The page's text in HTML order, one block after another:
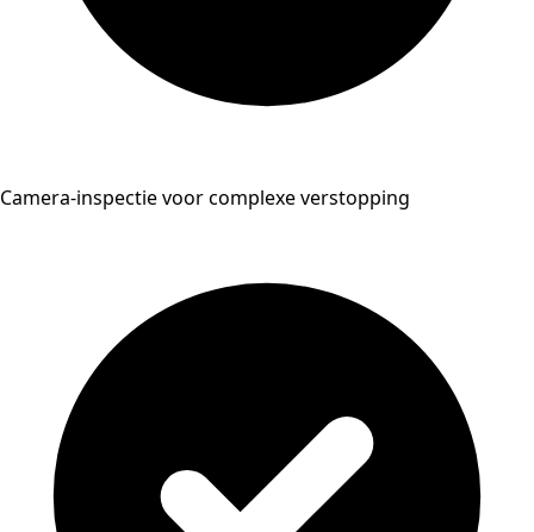
Camera-inspectie voor complexe verstopping